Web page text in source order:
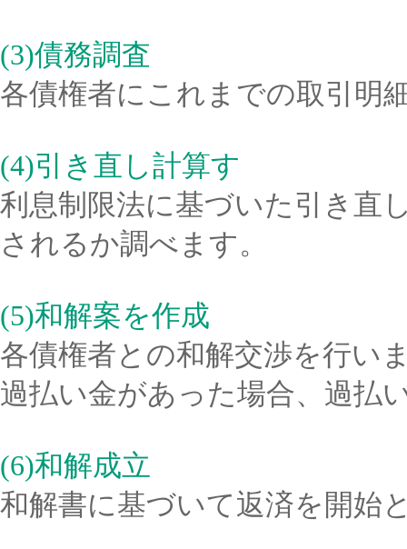
(3)債務調査
各債権者にこれまでの取引明
(4)引き直し計算す
利息制限法に基づいた引き直
されるか調べます。
(5)和解案を作成
各債権者との和解交渉を行い
過払い金があった場合、過払
(6)和解成立
和解書に基づいて返済を開始